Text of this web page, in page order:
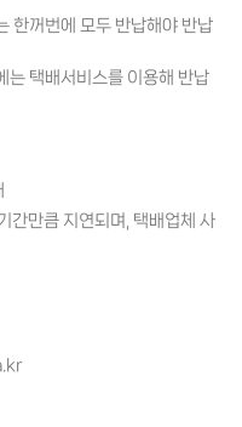
한꺼번에 모두 반납해야 반납
는 택배서비스를 이용해 반납
간만큼 지연되며, 택배업체 사